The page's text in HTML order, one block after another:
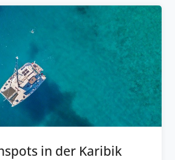
in der Karibik